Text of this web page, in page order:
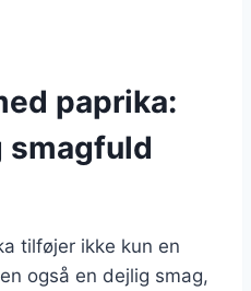
paprika:
smagfuld
tilføjer ikke kun en
også en dejlig smag,